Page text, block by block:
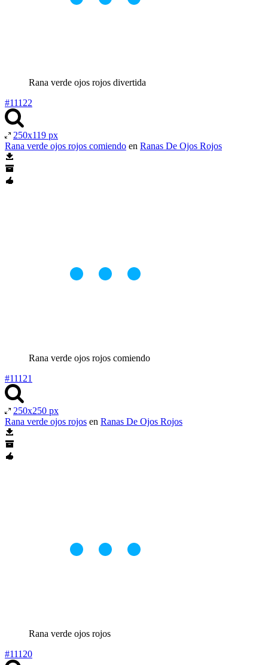
Rana verde ojos rojos divertida
#11122
250x119 px
Rana verde ojos rojos comiendo en Ranas De Ojos Rojos
Rana verde ojos rojos comiendo
#11121
250x250 px
Rana verde ojos rojos en Ranas De Ojos Rojos
Rana verde ojos rojos
#11120